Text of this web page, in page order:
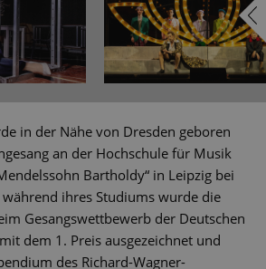
in der Nähe von Dresden geboren
an der Hochschule für Musik
Bartholdy“ in Leipzig bei
ihres Studiums wurde die
Gesangswettbewerb der Deutschen
dem 1. Preis ausgezeichnet und
des Richard-Wagner-